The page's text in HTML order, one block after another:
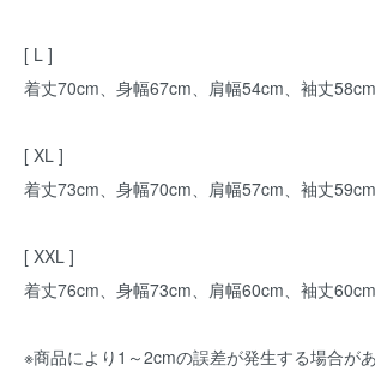
[ L ]
着丈70cm、身幅67cm、肩幅54cm、袖丈58cm
[ XL ]
着丈73cm、身幅70cm、肩幅57cm、袖丈59cm
[ XXL ]
着丈76cm、身幅73cm、肩幅60cm、袖丈60cm
※商品により1～2cmの誤差が発生する場合が